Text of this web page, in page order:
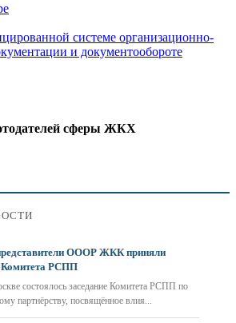
системе организационно-
и документообороте
сферы ЖКХ
ОООР ЖКК приняли
Комитета РСПП
состоялось заседание Комитета РСПП по
партнёрству, посвящённое влия...